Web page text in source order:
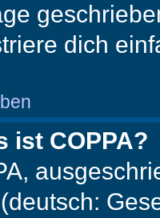
dich
ist COPPA?